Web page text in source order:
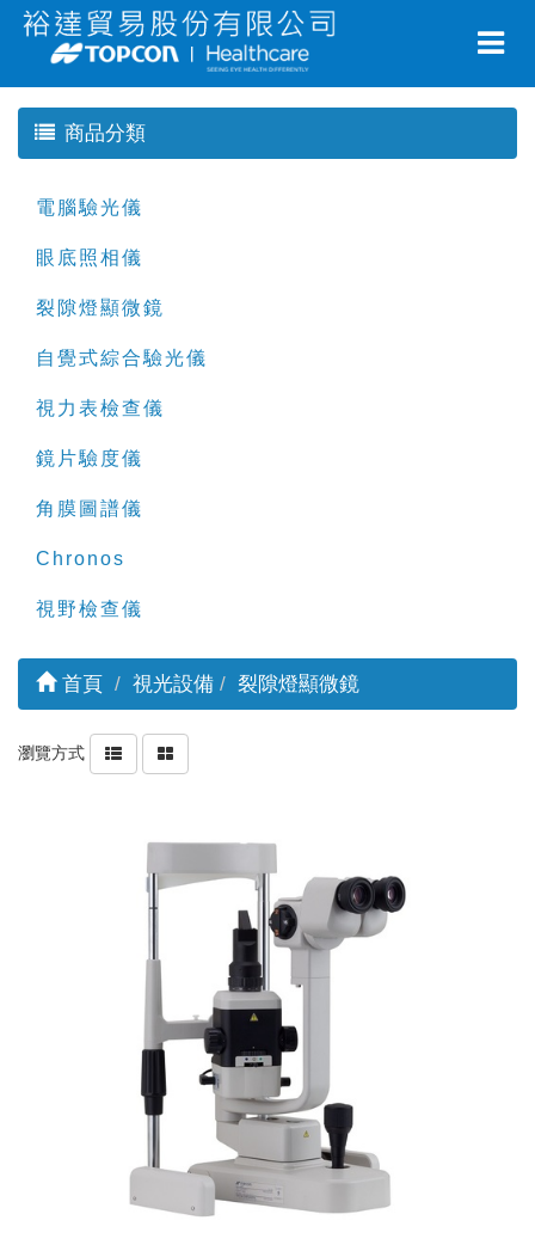
商品分類
電腦驗光儀
眼底照相儀
裂隙燈顯微鏡
自覺式綜合驗光儀
視力表檢查儀
鏡片驗度儀
角膜圖譜儀
Chronos
視野檢查儀
首頁 視光設備 裂隙燈顯微鏡
瀏覽方式